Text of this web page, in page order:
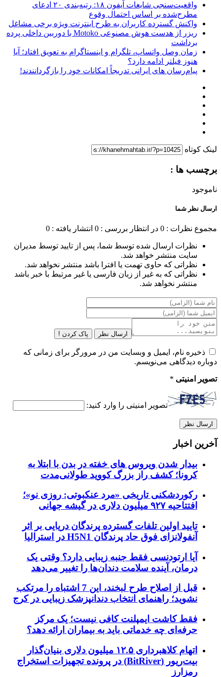
واقعیت‌سنجی شایعات آیفون ۱۸: رتبه‌بندی ۲۰ ادعای
مطرح‌شده بر اساس احتمال وقوع
واکنش گسترده کاربران به طرح اینترنت ویژه برخی مشاغل
ریزر از هدست هوش مصنوعی Motoko با دوربین داخلی پرده
برداشت
زمان وصل واتساپ، تلگرام و اینستاگرام به تعویق افتاد؛ آیا
هنوز فیلتر ادامه دارد؟
پیام‌رسان‌ های ایرانی تدریجاً امکانات خود را بازگردانندند!
لینک کوتاه
برچسب ها :
ناموجود
ارسال نظر شما
مجموع نظرات : 0 در انتظار بررسی : 0 انتشار یافته : 0
نظرات ارسال شده توسط شما، پس از تایید توسط مدیران
سایت منتشر خواهد شد.
نظراتی که حاوی تهمت یا افترا باشد منتشر نخواهد شد.
نظراتی که به غیر از زبان فارسی یا غیر مرتبط با خبر باشد
منتشر نخواهد شد.
ارسال نظر پاک کردن !
ذخیره نام، ایمیل و وبسایت من در مرورگر برای زمانی که
دوباره دیدگاهی می‌نویسم.
تصویر امنیتی *
تصویر امنیتی را وارد کنید:
آخرین اخبار
بیدار شدن ویروس‌ های خفته در بدن با ابتلا به
کرونا؛ کشف راز بزرگ کووید طولانی‌مدت
رکوردشکنی تاریخی «مرد عنکبوتی: روزی نو»؛
افتتاحیه ۹۲۷ میلیون دلاری در گیشه جهانی
تایید اولین تلفات گسترده پرندگان دریایی بر اثر
آنفولانزای فوق حاد پرندگان H5N1 در استرالیا
آیا ارتودنسی فقط جنبه زیبایی دارد؟ وقتی یک
درمان، آینده سلامت دندان‌ها را تغییر می‌دهد
قبل از اصلاح طرح لبخند، این 7 اشتباه را مرتکب
نشوید؛ راهنمای انتخاب دندانپزشک زیبایی در کرج
فقط کاشت ایمپلنت کافی نیست؛ یک مرکز
حرفه‌ای چه خدماتی باید به بیماران ارائه دهد؟
اتهام کلاهبرداری ۱۲.۵ میلیون دلاری بنیان‌گذار
بیت‌ریور (BitRiver) در پرونده تجهیزات استخراج
رمزارز